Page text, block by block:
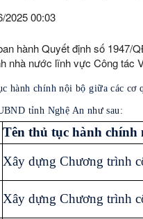
2025 00:03
hành Quyết định số 1947/
nhà nước lĩnh vực Công tác
hành chính nội bộ giữa các cơ
tỉnh Nghệ An như sau:
Tên thủ tục hành chính
Xây dựng Chương trình
Xây dựng Chương trình